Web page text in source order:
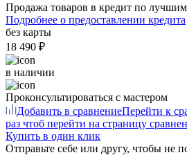
Продажа товаров в кредит по
Подробнее о предоставлении кредита
без карты
18 490 ₽
в наличии
Проконсультироваться с мастером
Добавить в сравнениеПерейти к
раз чтоб перейти на страницу
Купить в один клик
Отправьте себе или другу, чтобы не